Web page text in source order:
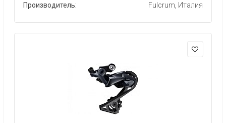
Производитель: Fulcrum, Италия